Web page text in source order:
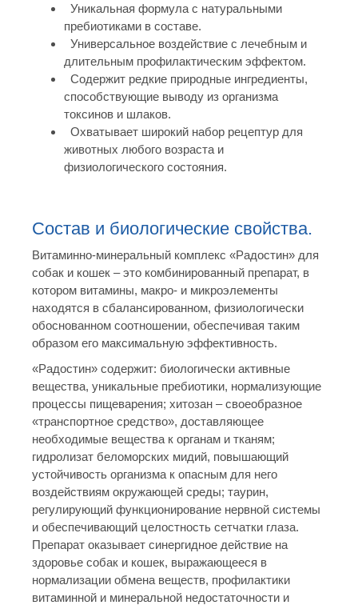
Уникальная формула с натуральными
пребиотиками в составе.
Универсальное воздействие с лечебным и
длительным профилактическим эффектом.
Содержит редкие природные ингредиенты,
способствующие выводу из организма
токсинов и шлаков.
Охватывает широкий набор рецептур для
животных любого возраста и
физиологического состояния.
Состав и биологические свойства.
Витаминно-минеральный комплекс «Радостин» для
собак и кошек – это комбинированный препарат, в
котором витамины, макро- и микроэлементы
находятся в сбалансированном, физиологически
обоснованном соотношении, обеспечивая таким
образом его максимальную эффективность.
«Радостин» содержит: биологически активные
вещества, уникальные пребиотики, нормализующие
процессы пищеварения; хитозан – своеобразное
«транспортное средство», доставляющее
необходимые вещества к органам и тканям;
гидролизат беломорских мидий, повышающий
устойчивость организма к опасным для него
воздействиям окружающей среды; таурин,
регулирующий функционирование нервной системы
и обеспечивающий целостность сетчатки глаза.
Препарат оказывает синергидное действие на
здоровье собак и кошек, выражающееся в
нормализации обмена веществ, профилактики
витаминной и минеральной недостаточности и